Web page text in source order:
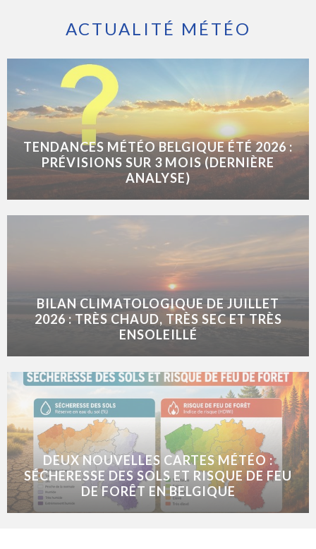
ACTUALITÉ MÉTÉO
TENDANCES MÉTÉO BELGIQUE ÉTÉ 2026 :
PRÉVISIONS SUR 3 MOIS (DERNIÈRE
ANALYSE)
BILAN CLIMATOLOGIQUE DE JUILLET
2026 : TRÈS CHAUD, TRÈS SEC ET TRÈS
ENSOLEILLÉ
DEUX NOUVELLES CARTES MÉTÉO :
SÉCHERESSE DES SOLS ET RISQUE DE FEU
DE FORÊT EN BELGIQUE